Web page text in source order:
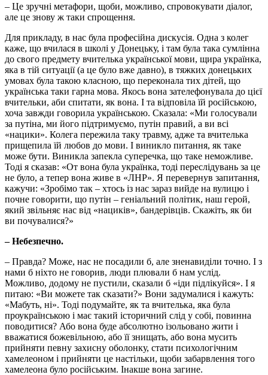
– Це зручні метафори, щоби, можливо, спровокувати діалог,
але це знову ж таки спрощення.
Для прикладу, в нас була професійна дискусія. Одна з колег
каже, що вчилася в школі у Донецьку, і там була така сумлінна
до свого предмету вчителька української мови, щира українка,
яка в тій ситуації (а це було вже давно), в тяжких донецьких
умовах була такою класною, що переконала тих дітей, що
українська таки гарна мова. Якось вона зателефонувала до цієї
вчительки, аби спитати, як вона. І та відповіла їй російською,
хоча завжди говорила українською. Сказала: «Ми голосували
за путіна, ми його підтримуємо, путін правий, а ви всі
«нацики». Колега пережила таку травму, адже та вчителька
прищепила їй любов до мови. І виникло питання, як таке
може бути. Виникла запекла суперечка, що таке неможливе.
Тоді я сказав: «От вона була українка, тоді переслідувань за це
не було, а тепер вона живе в «ЛНР». Я перевернув запитання,
кажучи: «Зробімо так – хтось із нас зараз вийде на вулицю і
почне говорити, що путін – геніальний політик, наш герой,
який звільняє нас від «нациків», бандерівців. Скажіть, як би
ви почувалися?»
– Небезпечно.
– Правда? Може, нас не посадили б, але зненавиділи точно. І з
нами б ніхто не говорив, люди плювали б нам услід.
Можливо, додому не пустили, сказали б «іди підлікуйся». І я
питаю: «Ви можете так сказати?» Вони задумалися і кажуть:
«Мабуть, ні». Тоді подумайте, як та вчителька, яка була
проукраїнською і має такий історичний слід у собі, повинна
поводитися? Або вона буде абсолютно ізольовано жити і
вважатися божевільною, або її знищать, або вона мусить
прийняти певну захисну оболонку, стати психологічним
хамелеоном і прийняти це настільки, щоби забарвлення того
хамелеона було російським. Інакше вона загине.